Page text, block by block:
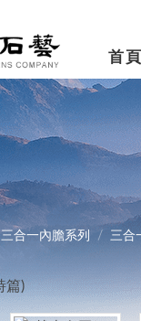
首頁
三合一內膽系列 三合